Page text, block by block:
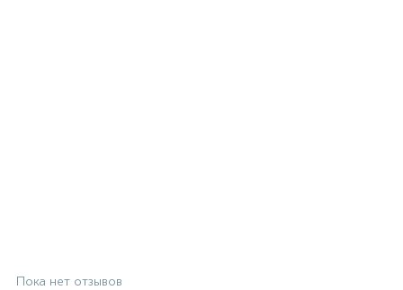
Пока нет отзывов